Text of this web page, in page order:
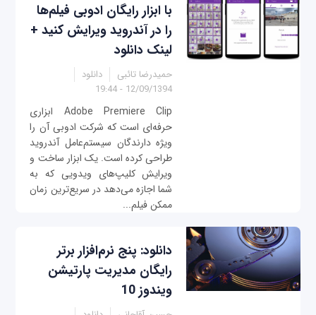
با ابزار رایگان ادوبی فیلم‌ها
را در آندروید ویرایش کنید +
لینک دانلود
حمیدرضا تائبی
دانلود
12/09/1394 - 19:44
Adobe Premiere Clip ابزاری
حرفه‌ای است که شرکت ادوبی آن را
ویژه دارندگان سیستم‌عامل آندروید
طراحی کرده است. یک ابزار ساخت و
ویرایش کلیپ‌های ویدویی که به
شما اجازه می‌دهد در سریع‌ترین زمان
ممکن فیلم‌...
دانلود: پنج نرم‌افزار برتر
رایگان مدیریت پارتیشن
ویندوز 10